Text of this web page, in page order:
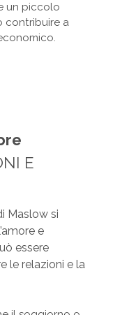
un piccolo
contribuire a
E
Maslow si
e
essere
le relazioni e la